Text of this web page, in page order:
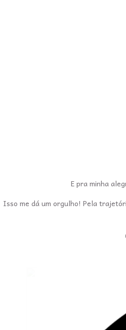
E pra minha
Isso me dá um orgulho! Pela